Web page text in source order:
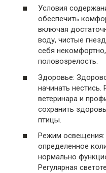
Условия
обеспечить
включая
воду, чистые
себя
половозрелость.
Здоровье:
начинать
ветеринара и
сохранить
птицы.
Режим
определенное
нормально
Регулярная